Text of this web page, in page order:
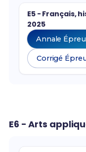
E5 - Français,
2025
Annale
Corrigé
E6 - Arts